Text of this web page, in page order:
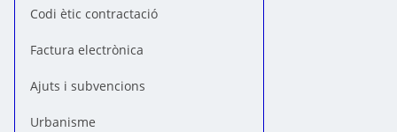
Codi ètic contractació
Factura electrònica
Ajuts i subvencions
Urbanisme